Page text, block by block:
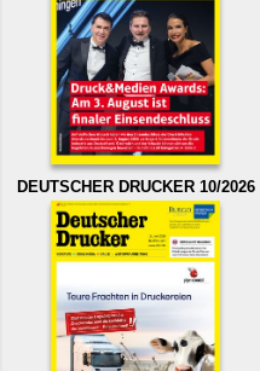
DEUTSCHER DRUCKER 10/2026